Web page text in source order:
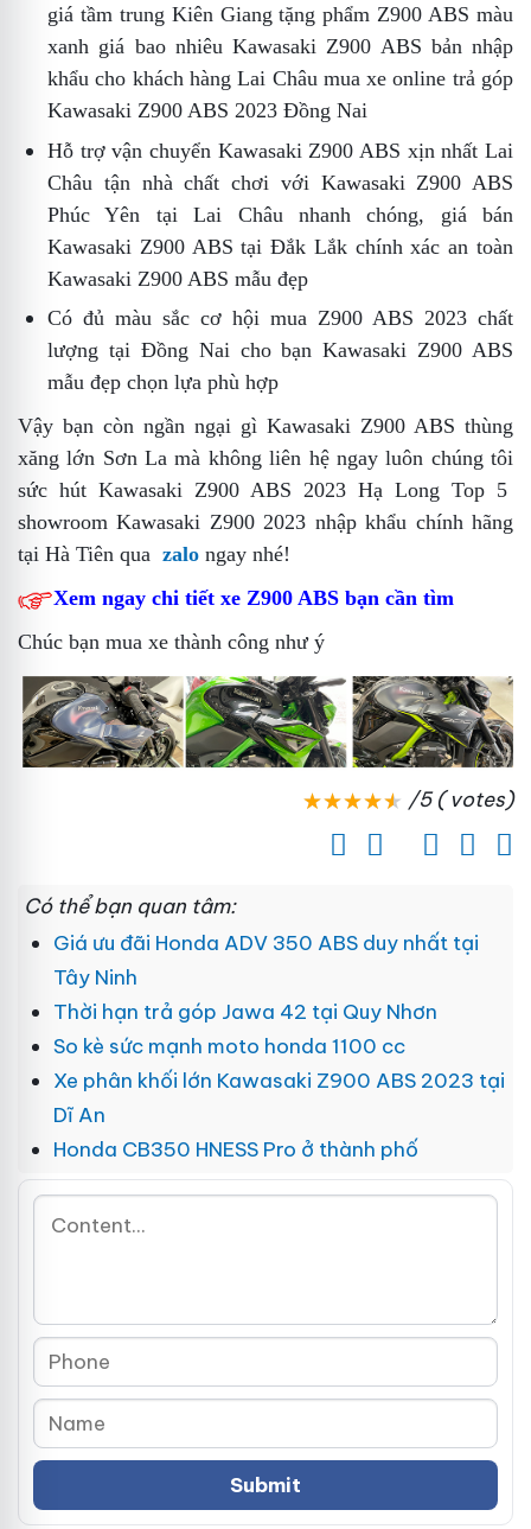
giá tầm trung Kiên Giang tặng phẩm Z900 ABS màu
xanh giá bao nhiêu Kawasaki Z900 ABS bản nhập
khẩu cho khách hàng Lai Châu mua xe online trả góp
Kawasaki Z900 ABS 2023 Đồng Nai
Hỗ trợ vận chuyển Kawasaki Z900 ABS xịn nhất Lai
Châu tận nhà chất chơi với Kawasaki Z900 ABS
Phúc Yên tại Lai Châu nhanh chóng,
giá bán
Kawasaki Z900 ABS tại Đắk Lắkchính xác an toàn
Kawasaki Z900 ABS mẫu đẹp
Có đủ màu sắc cơ hội mua Z900 ABS 2023 chất
lượng tại Đồng Naicho bạn Kawasaki Z900 ABS
mẫu đẹp chọn lựa phù hợp
Vậy bạn còn ngần ngại gì Kawasaki Z900 ABS thùng
xăng lớn Sơn La mà không liên hệ ngay luôn chúng tôi
sức hút Kawasaki Z900 ABS 2023 Hạ Long Top 5
showroom Kawasaki Z900 2023 nhập khẩu chính hãng
tại Hà Tiên qua zalo ngay nhé!
Xem ngay chi tiết xe Z900 ABS bạn cần tìm
Chúc bạn mua xe thành công như ý
/5 ( votes)
Có thể bạn quan tâm:
Giá ưu đãi Honda ADV 350 ABS duy nhất tại
Tây Ninh
Thời hạn trả góp Jawa 42 tại Quy Nhơn
So kè sức mạnh moto honda 1100 cc
Xe phân khối lớn Kawasaki Z900 ABS 2023 tại
Dĩ An
Honda CB350 HNESS Pro ở thành phố